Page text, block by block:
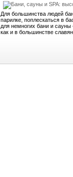
Для большинства людей
парилке, поплескаться в
для немногих бани и
как и в большинстве